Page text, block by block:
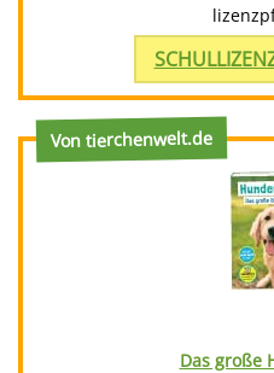
Von tierchenwelt.de
Das große